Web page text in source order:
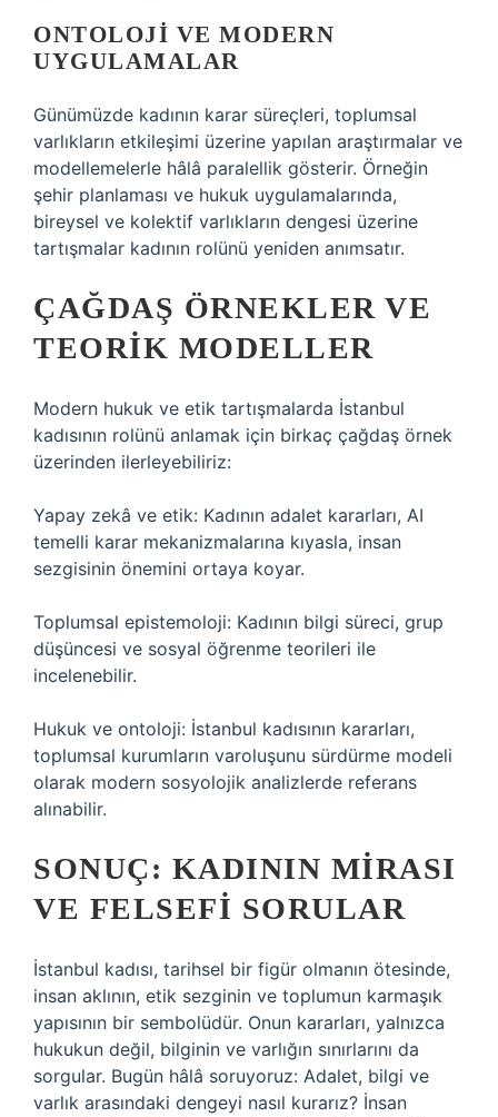
ONTOLOJI VE MODERN
UYGULAMALAR
Günümüzde kadının karar süreçleri, toplumsal
varlıkların etkileşimi üzerine yapılan araştırmalar ve
modellemelerle hâlâ paralellik gösterir. Örneğin
şehir planlaması ve hukuk uygulamalarında,
bireysel ve kolektif varlıkların dengesi üzerine
tartışmalar kadının rolünü yeniden anımsatır.
ÇAĞDAŞ ÖRNEKLER VE
TEORIK MODELLER
Modern hukuk ve etik tartışmalarda İstanbul
kadısının rolünü anlamak için birkaç çağdaş örnek
üzerinden ilerleyebiliriz:
Yapay zekâ ve etik: Kadının adalet kararları, AI
temelli karar mekanizmalarına kıyasla, insan
sezgisinin önemini ortaya koyar.
Toplumsal epistemoloji: Kadının bilgi süreci, grup
düşüncesi ve sosyal öğrenme teorileri ile
incelenebilir.
Hukuk ve ontoloji: İstanbul kadısının kararları,
toplumsal kurumların varoluşunu sürdürme modeli
olarak modern sosyolojik analizlerde referans
alınabilir.
SONUÇ: KADININ MIRASI
VE FELSEFI SORULAR
İstanbul kadısı, tarihsel bir figür olmanın ötesinde,
insan aklının, etik sezginin ve toplumun karmaşık
yapısının bir sembolüdür. Onun kararları, yalnızca
hukukun değil, bilginin ve varlığın sınırlarını da
sorgular. Bugün hâlâ soruyoruz: Adalet, bilgi ve
varlık arasındaki dengeyi nasıl kurarız? İnsan